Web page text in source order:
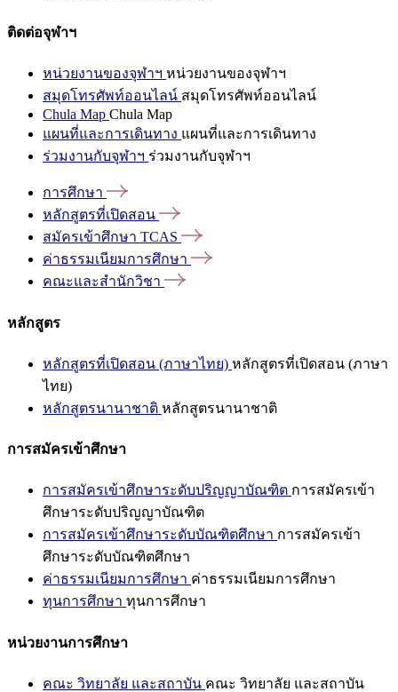
ติดต่อจุฬาฯ
หน่วยงานของจุฬาฯ หน่วยงานของจุฬาฯ
สมุดโทรศัพท์ออนไลน์ สมุดโทรศัพท์ออนไลน์
Chula Map Chula Map
แผนที่และการเดินทาง แผนที่และการเดินทาง
ร่วมงานกับจุฬาฯ ร่วมงานกับจุฬาฯ
การศึกษา
หลักสูตรที่เปิดสอน
สมัครเข้าศึกษา TCAS
ค่าธรรมเนียมการศึกษา
คณะและสำนักวิชา
หลักสูตร
หลักสูตรที่เปิดสอน (ภาษาไทย) หลักสูตรที่เปิดสอน (ภาษา
ไทย)
หลักสูตรนานาชาติ หลักสูตรนานาชาติ
การสมัครเข้าศึกษา
การสมัครเข้าศึกษาระดับปริญญาบัณฑิต การสมัครเข้า
ศึกษาระดับปริญญาบัณฑิต
การสมัครเข้าศึกษาระดับบัณฑิตศึกษา การสมัครเข้า
ศึกษาระดับบัณฑิตศึกษา
ค่าธรรมเนียมการศึกษา ค่าธรรมเนียมการศึกษา
ทุนการศึกษา ทุนการศึกษา
หน่วยงานการศึกษา
คณะ วิทยาลัย และสถาบัน คณะ วิทยาลัย และสถาบัน